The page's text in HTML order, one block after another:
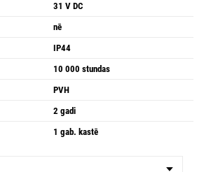
31 V DC
nē
IP44
10 000 stundas
PVH
2 gadi
1 gab. kastē